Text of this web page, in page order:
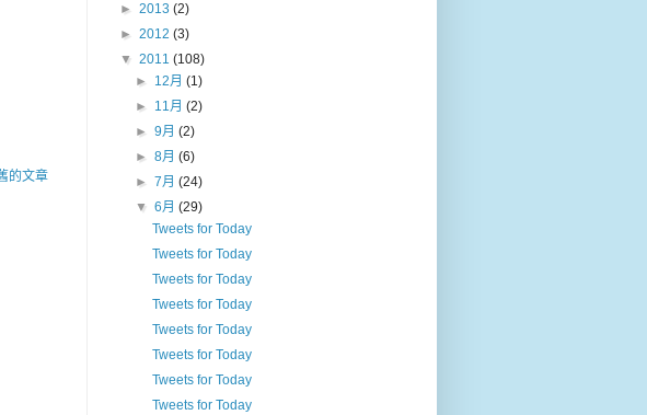
的文章
► 2013 (2)
► 2012 (3)
▼ 2011 (108)
► 12月(1)
► 11月(2)
►9月(2)
►8月(6)
►7月(24)
▼6月(29)
Tweets for Today
Tweets for Today
Tweets for Today
Tweets for Today
Tweets for Today
Tweets for Today
Tweets for Today
Tweets for Today